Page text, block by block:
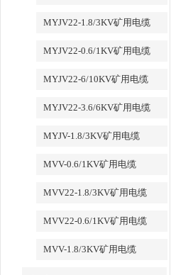
MYJV22-1.8/3KV矿用电缆
MYJV22-0.6/1KV矿用电缆
MYJV22-6/10KV矿用电缆
MYJV22-3.6/6KV矿用电缆
MYJV-1.8/3KV矿用电缆
MVV-0.6/1KV矿用电缆
MVV22-1.8/3KV矿用电缆
MVV22-0.6/1KV矿用电缆
MVV-1.8/3KV矿用电缆